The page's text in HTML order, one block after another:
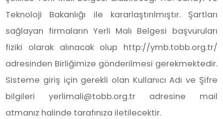
Teknoloji Bakanlığı ile kararlaştırılmıştır. Şartları
sağlayan firmaların Yerli Malı Belgesi başvuruları
fiziki olarak alınacak olup http://ymb.tobb.org.tr/
adresinden Birliğimize gönderilmesi gerekmektedir.
Sisteme giriş için gerekli olan Kullanıcı Adı ve Şifre
bilgileri yerlimali@tobb.org.tr adresine mail
atmanız halinde tarafınıza iletilecektir.